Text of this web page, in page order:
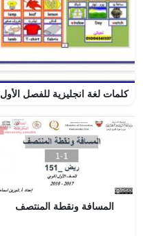
كلمات لغة انجليزية للفصل الأول
المسافة ونقطة المنتصف